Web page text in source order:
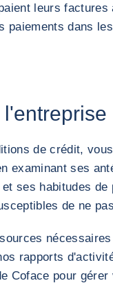
leurs factures
paiements dans
de crédit,
examinant ses
ses habitudes de
de ne
rapports
Coface pour